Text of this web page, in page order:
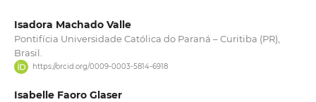
Isadora Machado Valle
Pontifícia Universidade Católica do Paraná – Curitiba (PR),
Brasil.
https://orcid.org/0009-0003-5814-6918
Isabelle Faoro Glaser